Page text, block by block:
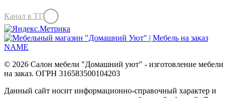
Канал в ТГ
© 2026 Салон мебели "Домашний уют" - изготовление мебели
на заказ. ОГРН 316583500104203
Данный сайт носит информационно-справочный характер и